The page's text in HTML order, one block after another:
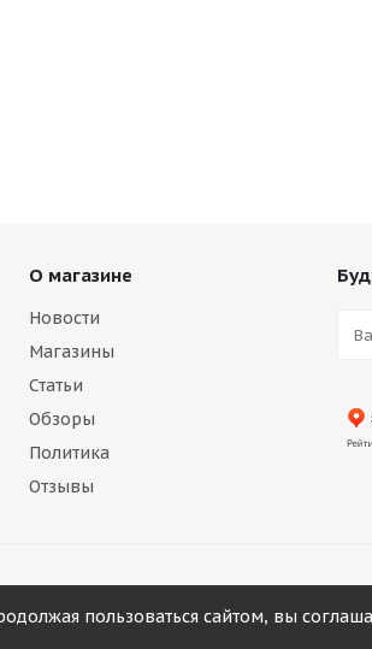
О магазине
Новости
Магазины
Статьи
Обзоры
Политика
Отзывы
пользоваться сайтом, вы